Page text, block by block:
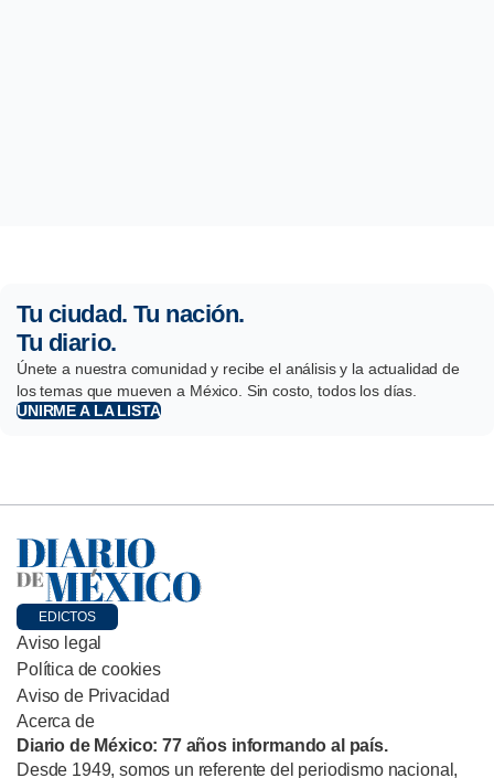
Tu ciudad. Tu nación.
Tu diario.
Únete a nuestra comunidad y recibe el análisis y la actualidad de
los temas que mueven a México. Sin costo, todos los días.
UNIRME A LA LISTA
EDICTOS
Aviso legal
Política de cookies
Aviso de Privacidad
Acerca de
Diario de México: 77 años informando al país.
Desde 1949, somos un referente del periodismo nacional,